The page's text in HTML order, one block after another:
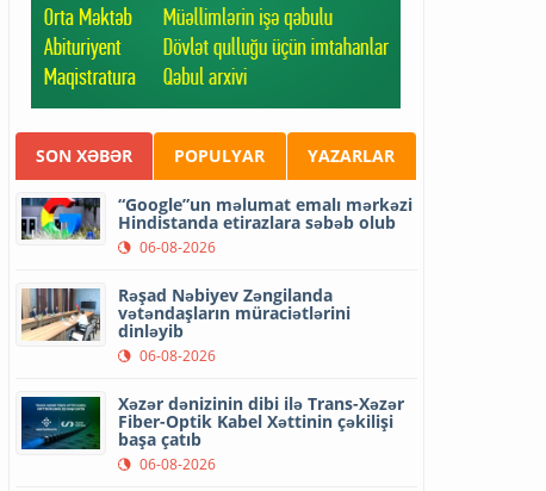
SON XƏBƏR POPULYAR YAZARLAR
“Google”un məlumat emalı mərkəzi
Hindistanda etirazlara səbəb olub
06-08-2026
Rəşad Nəbiyev Zəngilanda
vətəndaşların müraciətlərini
dinləyib
06-08-2026
Xəzər dənizinin dibi ilə Trans-Xəzər
Fiber-Optik Kabel Xəttinin çəkilişi
başa çatıb
06-08-2026